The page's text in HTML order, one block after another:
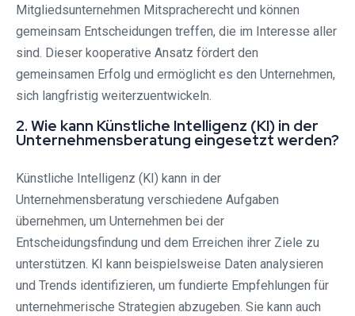
Mitgliedsunternehmen Mitspracherecht und können
gemeinsam Entscheidungen treffen, die im Interesse aller
sind. Dieser kooperative Ansatz fördert den
gemeinsamen Erfolg und ermöglicht es den Unternehmen,
sich langfristig weiterzuentwickeln.
2. Wie kann Künstliche Intelligenz (KI) in der
Unternehmensberatung eingesetzt werden?
Künstliche Intelligenz (KI) kann in der
Unternehmensberatung verschiedene Aufgaben
übernehmen, um Unternehmen bei der
Entscheidungsfindung und dem Erreichen ihrer Ziele zu
unterstützen. KI kann beispielsweise Daten analysieren
und Trends identifizieren, um fundierte Empfehlungen für
unternehmerische Strategien abzugeben. Sie kann auch